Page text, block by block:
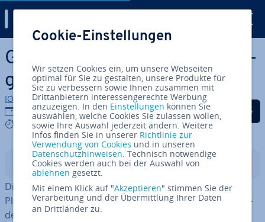
Zum Haupt­in­halt springen
GitHub Actions – die Grund­la­
gen im Überblick
IONOS Redaktion
05.01.2023
4 mins
Auf Facebook teilen
Auf Twitter teilen
Auf LinkedIn
In­halts­ver­zeich­nis
Die Con­ti­nuous-In­te­gra­ti­on- und Con­ti­nuous-Delivery-
Plattform GitHub Actions er­mög­licht es Ihnen, ver­schie­
de­ne Aktionen zu au­to­ma­ti­sie­ren. Das hat den Vorteil,
Cookie-Einstellungen
Wir setzen Cookies ein, um unsere Webseiten
optimal für Sie zu gestalten, unsere Produkte für
Sie zu verbessern sowie Ihnen zusammen mit
Drittanbietern interessengerechte Werbung
anzuzeigen. In den Einstellungen können Sie
auswählen, welche Cookies Sie zulassen wollen,
sowie Ihre Auswahl jederzeit ändern. Weitere
Infos finden Sie in unserer Richtlinie zur
Verwendung von Cookies und in unseren
Datenschutzhinweisen. Technisch notwendige
Cookies werden auch bei der Auswahl von
ablehnen gesetzt.
Mit einem Klick auf "Akzeptieren" stimmen Sie der
Verarbeitung und der Übermittlung Ihrer Daten
an Drittländer zu.